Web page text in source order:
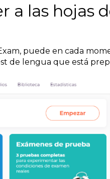
a las hojas
puede en cada
de lengua que está